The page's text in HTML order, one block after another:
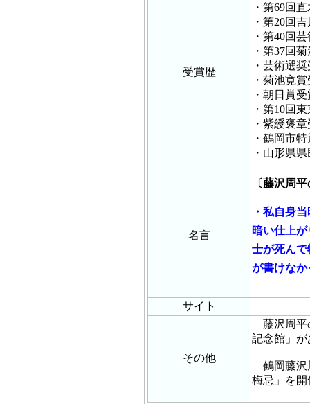
受賞歴
・第69回
・第20回
・第40回
・第37回
・芸術選
・菊池寛
・朝日賞受
・第10回
・紫綬褒
・鶴岡市
・山形県
名言
〔藤沢周
・私自身
暗い仕上
士が死ん
が書けなか
サイト
その他
藤沢周平
記念館」が
鶴岡藤沢
梅忌」を